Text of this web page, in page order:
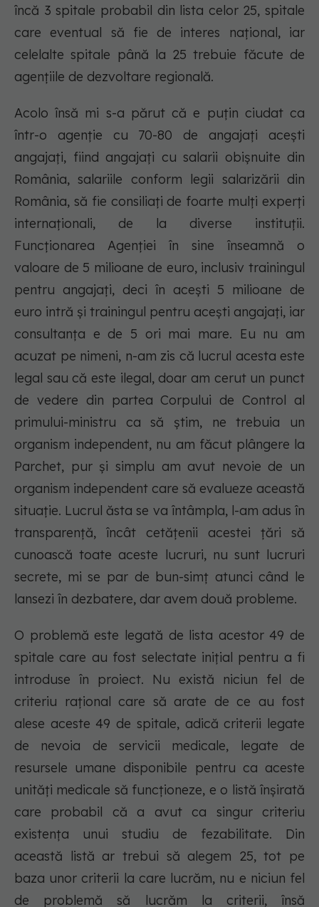
încă 3 spitale probabil din lista celor 25, spitale
care eventual să fie de interes naţional, iar
celelalte spitale până la 25 trebuie făcute de
agenţiile de dezvoltare regională.
Acolo însă mi s-a părut că e puţin ciudat ca
într-o agenţie cu 70-80 de angajaţi aceşti
angajaţi, fiind angajaţi cu salarii obişnuite din
România, salariile conform legii salarizării din
România, să fie consiliaţi de foarte mulţi experţi
internaţionali, de la diverse instituţii.
Funcţionarea Agenţiei în sine înseamnă o
valoare de 5 milioane de euro, inclusiv trainingul
pentru angajaţi, deci în acești 5 milioane de
euro intră și trainingul pentru acești angajați, iar
consultanţa e de 5 ori mai mare. Eu nu am
acuzat pe nimeni, n-am zis că lucrul acesta este
legal sau că este ilegal, doar am cerut un punct
de vedere din partea Corpului de Control al
primului-ministru ca să ştim, ne trebuia un
organism independent, nu am făcut plângere la
Parchet, pur şi simplu am avut nevoie de un
organism independent care să evalueze această
situaţie. Lucrul ăsta se va întâmpla, l-am adus în
transparenţă, încât cetăţenii acestei ţări să
cunoască toate aceste lucruri, nu sunt lucruri
secrete, mi se par de bun-simţ atunci când le
lansezi în dezbatere, dar avem două probleme.
O problemă este legată de lista acestor 49 de
spitale care au fost selectate iniţial pentru a fi
introduse în proiect. Nu există niciun fel de
criteriu raţional care să arate de ce au fost
alese aceste 49 de spitale, adică criterii legate
de nevoia de servicii medicale, legate de
resursele umane disponibile pentru ca aceste
unităţi medicale să funcţioneze, e o listă înşirată
care probabil că a avut ca singur criteriu
existenţa unui studiu de fezabilitate. Din
această listă ar trebui să alegem 25, tot pe
baza unor criterii la care lucrăm, nu e niciun fel
de problemă să lucrăm la criterii, însă